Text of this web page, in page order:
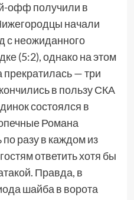
офф получили в
начали
с неожиданного
(5:2), однако на этом
— три
в пользу СКА
состоялся в
Романа
разу в каждом из
ответить хотя бы
Правда, в
шайба в ворота